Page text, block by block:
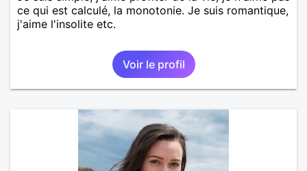
ce qui est calculé, la monotonie. Je suis romantique,
j'aime l'insolite etc.
Voir le profil